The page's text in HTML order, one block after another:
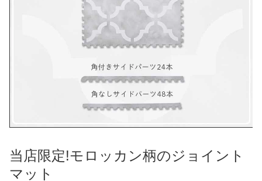
当店限定!モロッカン柄のジョイント
マット